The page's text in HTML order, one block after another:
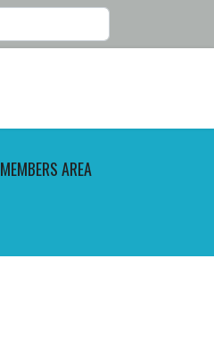
...
MEMBERS AREA